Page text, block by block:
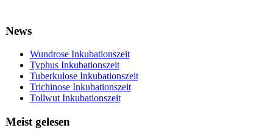
News
Wundrose Inkubationszeit
Typhus Inkubationszeit
Tuberkulose Inkubationszeit
Trichinose Inkubationszeit
Tollwut Inkubationszeit
Meist gelesen